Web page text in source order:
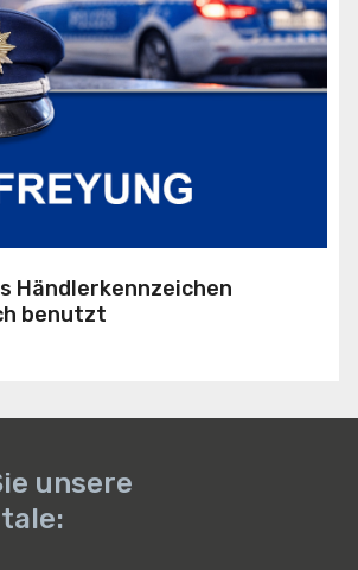
Händlerkennzeichen
benutzt
unsere